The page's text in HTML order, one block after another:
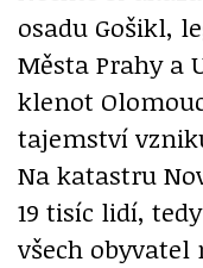
osadu Gošikl,
Města Prahy a
klenot
tajemství
Na katastru
19 tisíc lidí,
všech obyvatel